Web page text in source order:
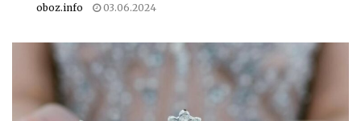
oboz.info 03.06.2024